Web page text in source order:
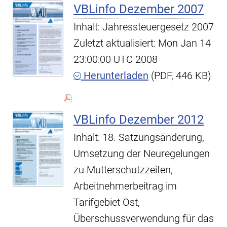
VBLinfo Dezember 2007
Inhalt: Jahressteuergesetz 2007
Zuletzt aktualisiert: Mon Jan 14
23:00:00 UTC 2008
Herunterladen (PDF, 446 KB)
VBLinfo Dezember 2012
Inhalt: 18. Satzungsänderung,
Umsetzung der Neuregelungen
zu Mutterschutzzeiten,
Arbeitnehmerbeitrag im
Tarifgebiet Ost,
Überschussverwendung für das